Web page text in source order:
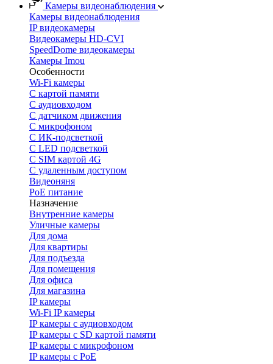
Камеры видеонаблюдения
Камеры видеонаблюдения
IP видеокамеры
Видеокамеры HD-CVI
SpeedDome видеокамеры
Камеры Imou
Особенности
Wi-Fi камеры
С картой памяти
С аудиовходом
С датчиком движения
С микрофоном
С ИК-подсветкой
С LED подсветкой
C SIM картой 4G
C удаленным доступом
Видеоняня
PoE питание
Назначение
Внутренние камеры
Уличные камеры
Для дома
Для квартиры
Для подъезда
Для помещения
Для офиса
Для магазина
IP камеры
Wi-Fi IP камеры
IP камеры с аудиовходом
IP камеры с SD картой памяти
IP камеры с микрофоном
IP камеры с PoE